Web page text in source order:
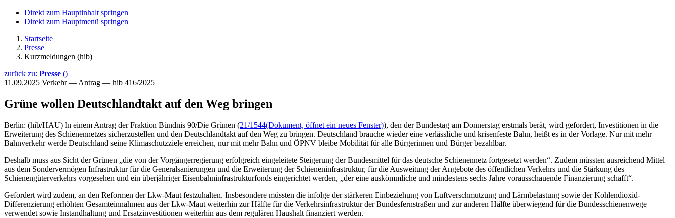
Direkt zum Hauptinhalt springen
Direkt zum Hauptmenü springen
Startseite
Presse
Kurzmeldungen (hib)
zurück zu: Presse ()
11.09.2025 Verkehr — Antrag — hib 416/2025
Grüne wollen Deutschlandtakt auf den Weg bringen
Berlin: (hib/HAU) In einem Antrag der Fraktion Bündnis 90/Die Grünen (21/1544(Dokument, öffnet ein neues Fenster)), den der Bundestag am Donnerstag erstmals berät, wird gefordert, Investitionen in die
Erweiterung des Schienennetzes sicherzustellen und den Deutschlandtakt auf den Weg zu bringen. Deutschland brauche wieder eine verlässliche und krisenfeste Bahn, heißt es in der Vorlage. Nur mit mehr
Bahnverkehr werde Deutschland seine Klimaschutzziele erreichen, nur mit mehr Bahn und ÖPNV bleibe Mobilität für alle Bürgerinnen und Bürger bezahlbar.
Deshalb muss aus Sicht der Grünen „die von der Vorgängerregierung erfolgreich eingeleitete Steigerung der Bundesmittel für das deutsche Schienennetz fortgesetzt werden“. Zudem müssten ausreichend Mittel
aus dem Sondervermögen Infrastruktur für die Generalsanierungen und die Erweiterung der Schieneninfrastruktur, für die Ausweitung der Angebote des öffentlichen Verkehrs und die Stärkung des
Schienengüterverkehrs vorgesehen und ein überjähriger Eisenbahninfrastrukturfonds eingerichtet werden, „der eine auskömmliche und mindestens sechs Jahre vorausschauende Finanzierung schafft“.
Gefordert wird zudem, an den Reformen der Lkw-Maut festzuhalten. Insbesondere müssten die infolge der stärkeren Einbeziehung von Luftverschmutzung und Lärmbelastung sowie der Kohlendioxid-
Differenzierung erhöhten Gesamteinnahmen aus der Lkw-Maut weiterhin zur Hälfte für die Verkehrsinfrastruktur der Bundesfernstraßen und zur anderen Hälfte überwiegend für die Bundesschienenwege
verwendet sowie Instandhaltung und Ersatzinvestitionen weiterhin aus dem regulären Haushalt finanziert werden.